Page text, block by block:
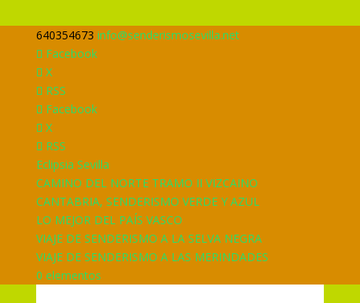
640354673 info@senderismosevilla.net
Facebook
X
RSS
Facebook
X
RSS
Eclipsia Sevilla
CAMINO DEL NORTE TRAMO II VIZCAINO
CANTABRIA, SENDERISMO VERDE Y AZUL
LO MEJOR DEL PAÍS VASCO
VIAJE DE SENDERISMO A LA SELVA NEGRA
VIAJE DE SENDERISMO A LAS MERINDADES
0 elementos